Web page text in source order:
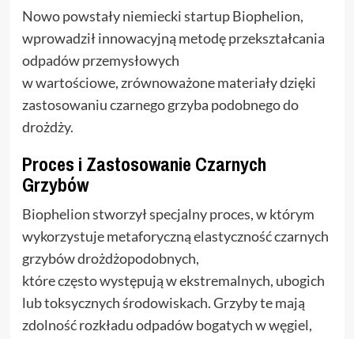
Nowo powstały niemiecki startup Biophelion,
wprowadził innowacyjną metodę przekształcania
odpadów przemysłowych
w wartościowe, zrównoważone materiały dzięki
zastosowaniu czarnego grzyba podobnego do
drożdży.
Proces i Zastosowanie Czarnych
Grzybów
Biophelion stworzył specjalny proces, w którym
wykorzystuje metaforyczną elastyczność czarnych
grzybów drożdżopodobnych,
które często występują w ekstremalnych, ubogich
lub toksycznych środowiskach. Grzyby te mają
zdolność rozkładu odpadów bogatych w węgiel,